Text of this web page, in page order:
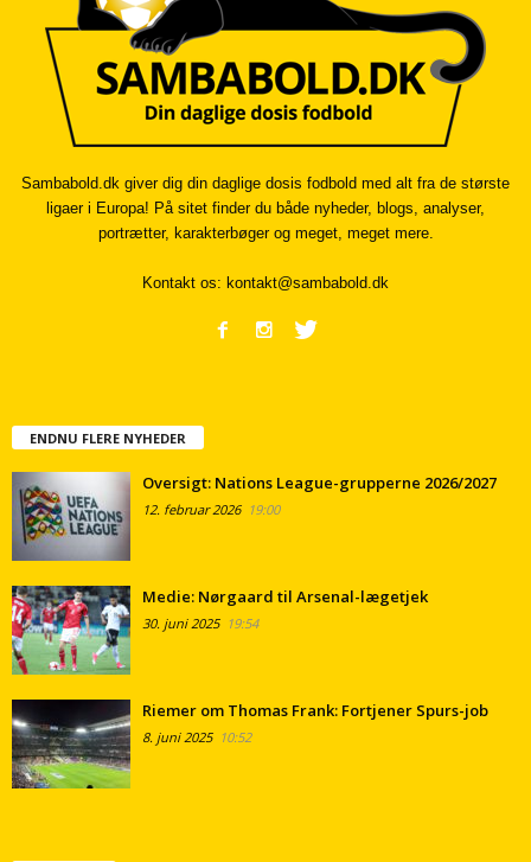
Sambabold.dk giver dig din daglige dosis fodbold med alt fra de største
ligaer i Europa! På sitet finder du både nyheder, blogs, analyser,
portrætter, karakterbøger og meget, meget mere.
Kontakt os: kontakt@sambabold.dk
ENDNU FLERE NYHEDER
Oversigt: Nations League-grupperne 2026/2027
12. februar 202619:00
Medie: Nørgaard til Arsenal-lægetjek
30. juni 202519:54
Riemer om Thomas Frank: Fortjener Spurs-job
8. juni 202510:52